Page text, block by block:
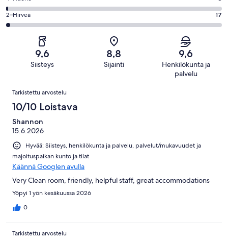
kautta
1003
arvostelua
225
kautta
arvostelua
-
OK.
46
arvostelua
4
-
Arvosana
2
arvostelua
2–Hirveä 17
9,6
Siisteys
8,8
Sijainti
9,6
Henkilökunta ja
palvelu
Arvostelut
Tarkistettu arvostelu
10/10 Loistava
Shannon
15.6.2026
Hyvää: Siisteys, henkilökunta ja palvelu, palvelut/mukavuudet ja
majoituspaikan kunto ja tilat
Käännä Googlen avulla
Very Clean room, friendly, helpful staff, great accommodations
Yöpyi 1 yön kesäkuussa 2026
0
Tarkistettu arvostelu